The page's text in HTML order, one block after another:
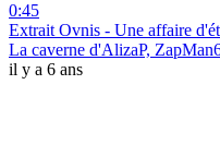
0:45
Extrait Ovnis - Une affaire
La caverne d'AlizaP,
il y a 6 ans